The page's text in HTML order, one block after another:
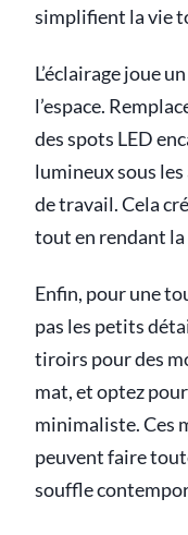
simplifient la vie
L’éclairage joue
l’espace.
des spots LED
lumineux sous
de travail. Cela
tout en rendant
Enfin, pour une
pas les petits
tiroirs pour des
mat, et optez
minimaliste. Ces
peuvent faire
souffle